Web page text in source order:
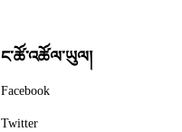
ང་ཚོ་འཚོལ་ཡུལ།
Facebook
Twitter